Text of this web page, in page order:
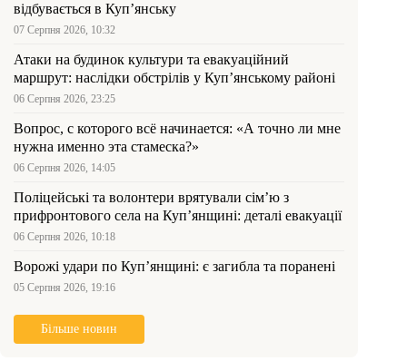
відбувається в Куп’янську
07 Серпня 2026, 10:32
Атаки на будинок культури та евакуаційний
маршрут: наслідки обстрілів у Куп’янському районі
06 Серпня 2026, 23:25
Вопрос, с которого всё начинается: «А точно ли мне
нужна именно эта стамеска?»
06 Серпня 2026, 14:05
Поліцейські та волонтери врятували сім’ю з
прифронтового села на Куп’янщині: деталі евакуації
06 Серпня 2026, 10:18
Ворожі удари по Куп’янщині: є загибла та поранені
05 Серпня 2026, 19:16
Більше новин